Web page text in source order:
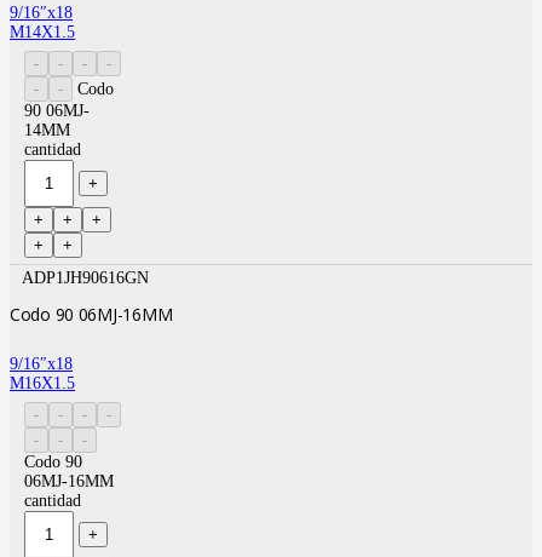
9/16″x18
M14X1.5
Codo
90 06MJ-
14MM
cantidad
ADP1JH90616GN
Codo 90 06MJ-16MM
9/16″x18
M16X1.5
Codo 90
06MJ-16MM
cantidad